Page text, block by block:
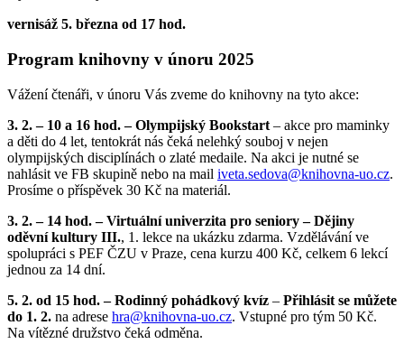
vernisáž 5. března od 17 hod.
Program knihovny v únoru 2025
Vážení čtenáři, v únoru Vás zveme do knihovny na tyto akce:
3. 2. – 10 a 16 hod. – Olympijský Bookstart – akce pro maminky
a děti do 4 let, tentokrát nás čeká nelehký souboj v nejen
olympijských disciplínách o zlaté medaile. Na akci je nutné se
nahlásit ve FB skupině nebo na mail iveta.sedova@knihovna-uo.cz.
Prosíme o příspěvek 30 Kč na materiál.
3. 2. – 14 hod. – Virtuální univerzita pro seniory – Dějiny
oděvní kultury III., 1. lekce na ukázku zdarma. Vzdělávání ve
spolupráci s PEF ČZU v Praze, cena kurzu 400 Kč, celkem 6 lekcí
jednou za 14 dní.
5. 2. od 15 hod. – Rodinný pohádkový kvíz – Přihlásit se můžete
do 1. 2. na adrese hra@knihovna-uo.cz. Vstupné pro tým 50 Kč.
Na vítězné družstvo čeká odměna.